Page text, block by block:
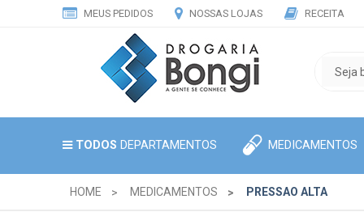
MEUS PEDIDOS NOSSAS LOJAS RECEITA
TODOS DEPARTAMENTOS MEDICAMENTOS
HOME MEDICAMENTOS PRESSAO ALTA